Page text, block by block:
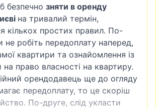
безпечно зняти в оренду
на тривалий термін,
кількох простих правил. По-
не робіть передоплату наперед,
квартири та ознайомлення із
право власності на квартиру.
орендодавець ще до огляду
передоплату, то це скоріш
По-друге, слід укласти